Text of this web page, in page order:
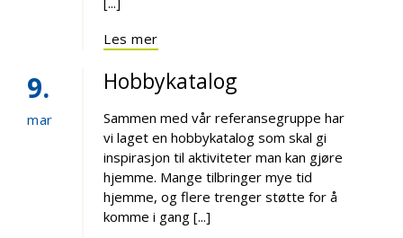
Les mer
9
mar
Hobbykatalog
Sammen med vår referansegruppe har
vi laget en hobbykatalog som skal gi
inspirasjon til aktiviteter man kan gjøre
hjemme. Mange tilbringer mye tid
hjemme, og flere trenger støtte for å
komme i gang [...]